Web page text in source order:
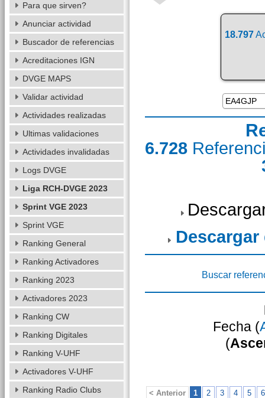
18.797
6.728
Descargar
Buscar
Fecha (
(
< Anterior 1 2 3 4 5 6
Para que sirven?
Anunciar actividad
Buscador de referencias
Acreditaciones IGN
DVGE MAPS
Validar actividad
Actividades realizadas
Ultimas validaciones
Actividades invalidadas
Logs DVGE
Liga RCH-DVGE 2023
Sprint VGE 2023
Sprint VGE
Ranking General
Ranking Activadores
Ranking 2023
Activadores 2023
Ranking CW
Ranking Digitales
Ranking V-UHF
Activadores V-UHF
Ranking Radio Clubs